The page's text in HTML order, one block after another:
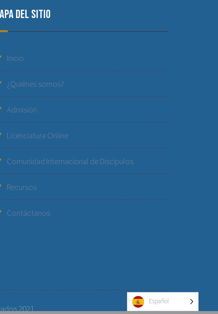
del sitio
Inicio
¿Quiénes somos?
Admisión
Licenciatura Online
Comunidad Internacional de Discípulos
Recursos
Contáctanos
2021
Español